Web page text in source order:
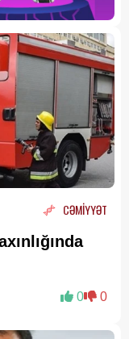
CƏMİYYƏT
0 0